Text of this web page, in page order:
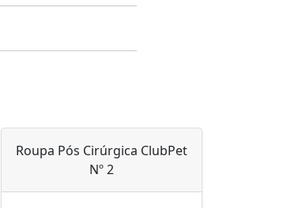
Roupa Pós Cirúrgica ClubPet
Nº 2